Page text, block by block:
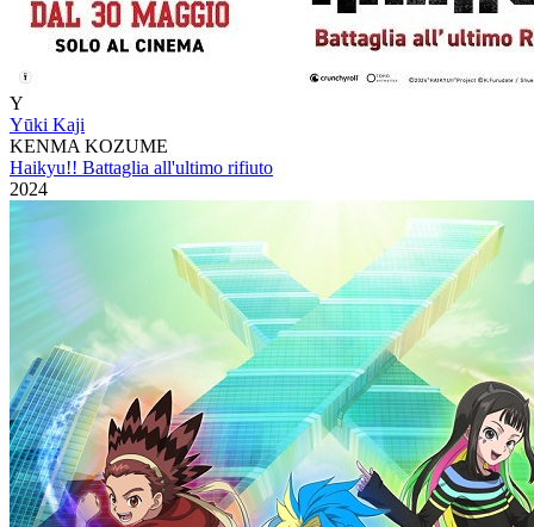
Y
Yūki Kaji
KENMA KOZUME
Haikyu!! Battaglia all'ultimo rifiuto
2024